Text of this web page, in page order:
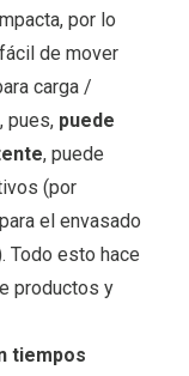
por lo
de mover
carga /
pues, puede
, puede
(por
el envasado
Todo esto hace
productos y
tiempos